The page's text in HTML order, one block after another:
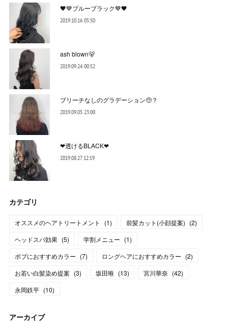
🖤💙ブルーブラック💙🖤
2019.10.16 05:50
ash blown🐻
2019.09.24 00:52
ブリーチなしのグラデーション🥺？
2019.09.05 23:00
❤︎透けるBLACK❤︎
2019.08.27 12:19
カテゴリ
オススメのヘアトリートメント (1) 前髪カット(小顔提案) (2)
ヘッドスパ効果 (5) 学割メニュー (1)
ボブにおすすめカラー (7) ロングヘアにおすすめカラー (2)
お若い白髪染め提案 (3) 坂田唯 (13) 宮川華奈 (42)
永岡鉄平 (10)
アーカイブ